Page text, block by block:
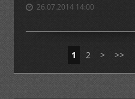
26.07.2014 14:00
1 2 > >>